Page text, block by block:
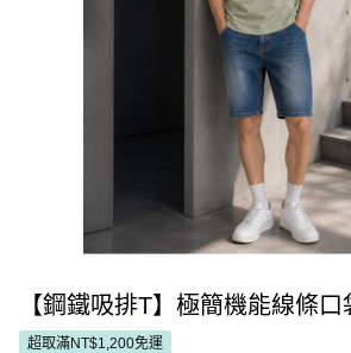
【鋼鐵吸排T】極簡機能線條
超取滿NT$1,200免運